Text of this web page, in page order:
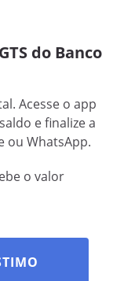
do Banco
Acesse o app
e finalize a
ou WhatsApp.
o valor